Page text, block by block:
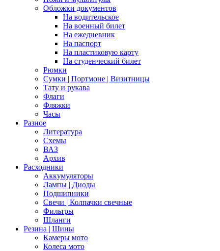
Обложки документов
На водительское
На военный билет
На ежедневник
На паспорт
На пластиковую карту
На студенческий билет
Рюмки
Сумки | Портмоне | Визитницы
Тату и рукава
Флаги
Фляжки
Часы
Разное
Литература
Схемы
ВАЗ
Архив
Расходники
Аккумуляторы
Лампы | Диоды
Подшипники
Свечи | Колпачки свечные
Фильтры
Шланги
Резина | Шины
Камеры мото
Колеса мото